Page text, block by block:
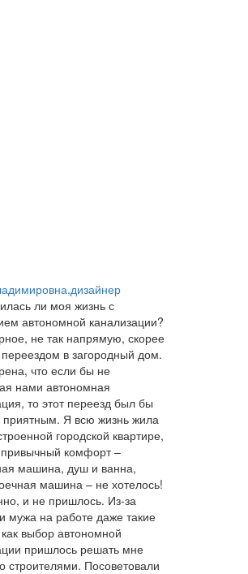
ли моя жизнь с
автономной канализации?
не так напрямую, скорее
в загородный дом.
что если бы не
нами автономная
то этот переезд был бы
приятным. Я всю жизнь жила
городской квартире,
привычный комфорт –
машина, душ и ванна,
машина – не хотелось!
и не пришлось. Из-за
мужа на работе даже такие
выбор автономной
пришлось решать мне
строителями. Посоветовали